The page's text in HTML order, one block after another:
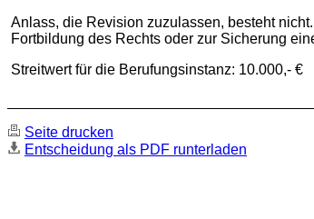
Anlass, die Revision zuzulassen, besteht
Fortbildung des Rechts oder zur Sicherung
Streitwert für die Berufungsinstanz: 10.000,- €
Seite drucken
Entscheidung als PDF runterladen